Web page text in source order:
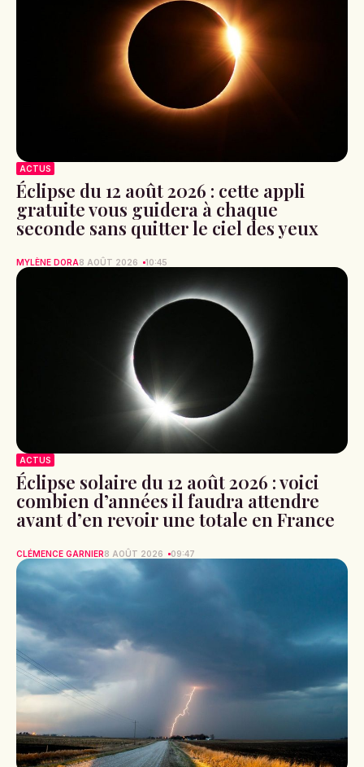
ACTUS
Éclipse du 12 août 2026 : cette appli
gratuite vous guidera à chaque
seconde sans quitter le ciel des yeux
MYLÈNE DORA8 AOÛT 2026 10:45
ACTUS
Éclipse solaire du 12 août 2026 : voici
combien d’années il faudra attendre
avant d’en revoir une totale en France
CLÉMENCE GARNIER8 AOÛT 2026 09:47